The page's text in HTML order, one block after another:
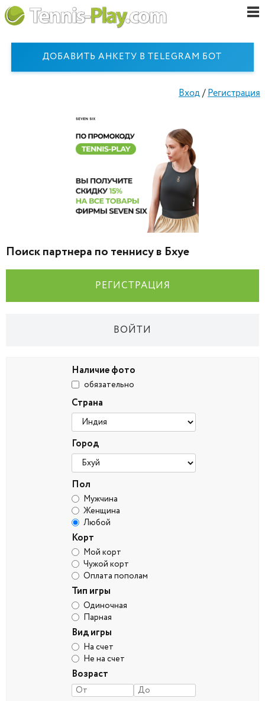
ДОБАВИТЬ АНКЕТУ В TELEGRAM БОТ
Вход/Регистрация
Поиск партнера по теннису в Бхуе
РЕГИСТРАЦИЯ
ВОЙТИ
Наличие фото
обязательно
Страна
Город
Пол
Мужчина
Женщина
Любой
Корт
Мой корт
Чужой корт
Оплата пополам
Тип игры
Одиночная
Парная
Вид игры
На счет
Не на счет
Возраст